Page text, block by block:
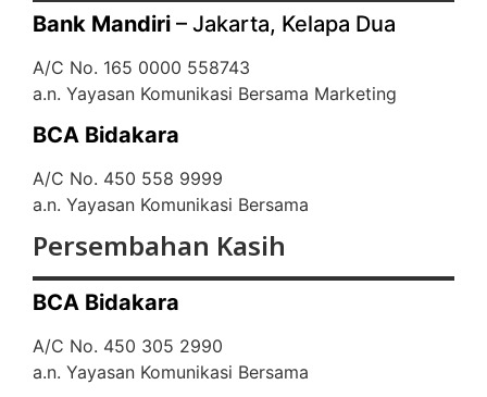
Bank Mandiri – Jakarta, Kelapa Dua
A/C No. 165 0000 558743
a.n. Yayasan Komunikasi Bersama Marketing
BCA Bidakara
A/C No. 450 558 9999
a.n. Yayasan Komunikasi Bersama
Persembahan Kasih
BCA Bidakara
A/C No. 450 305 2990
a.n. Yayasan Komunikasi Bersama